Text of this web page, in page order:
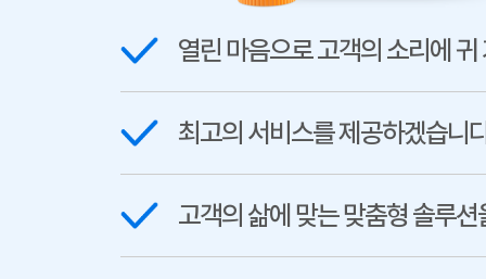
열린 마음으로 고객의 소리에
최고의 서비스를 제공하겠습니
고객의 삶에 맞는 맞춤형 솔루